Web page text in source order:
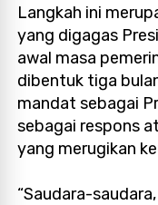
Langkah ini
yang digagas
awal masa
dibentuk tiga
mandat sebagai
sebagai respons
yang merugikan
“Saudara-